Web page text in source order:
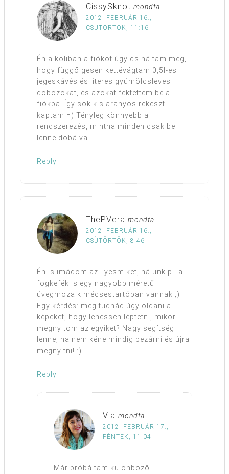
CissySknot mondta
2012. FEBRUÁR 16.,
CSÜTÖRTÖK, 11:16
Én a koliban a fiókot úgy csináltam meg,
hogy függőlgesen kettévágtam 0,5l-es
jegeskávés és literes gyümölcsleves
dobozokat, és azokat fektettem be a
fiókba. Így sok kis aranyos rekeszt
kaptam =) Tényleg könnyebb a
rendszerezés, mintha minden csak be
lenne dobálva.
Reply
ThePVera mondta
2012. FEBRUÁR 16.,
CSÜTÖRTÖK, 8:46
Én is imádom az ilyesmiket, nálunk pl. a
fogkefék is egy nagyobb méretű
üvegmozaik mécsestartóban vannak ;)
Egy kérdés: meg tudnád úgy oldani a
képeket, hogy lehessen léptetni, mikor
megnyitom az egyiket? Nagy segítség
lenne, ha nem kéne mindig bezárni és újra
megnyitni! :)
Reply
Via mondta
2012. FEBRUÁR 17.,
PÉNTEK, 11:04
Már próbáltam különböző